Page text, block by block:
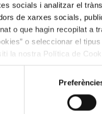
socials i analitzar el
de xarxes socials,
o que hagin recopilat a
o seleccionar el
la nostra Política de
moment.